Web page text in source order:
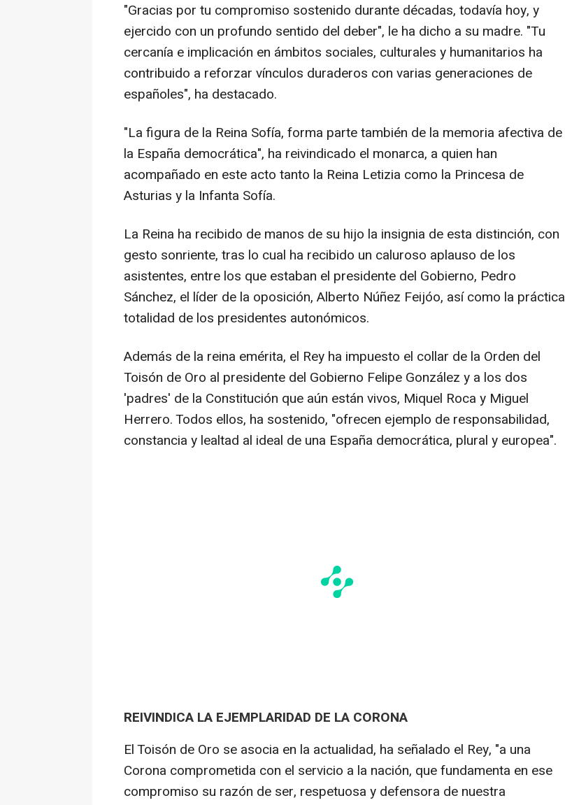
"Gracias por tu compromiso sostenido durante décadas, todavía hoy, y
ejercido con un profundo sentido del deber", le ha dicho a su madre. "Tu
cercanía e implicación en ámbitos sociales, culturales y humanitarios ha
contribuido a reforzar vínculos duraderos con varias generaciones de
españoles", ha destacado.
"La figura de la Reina Sofía, forma parte también de la memoria afectiva de
la España democrática", ha reivindicado el monarca, a quien han
acompañado en este acto tanto la Reina Letizia como la Princesa de
Asturias y la Infanta Sofía.
La Reina ha recibido de manos de su hijo la insignia de esta distinción, con
gesto sonriente, tras lo cual ha recibido un caluroso aplauso de los
asistentes, entre los que estaban el presidente del Gobierno, Pedro
Sánchez, el líder de la oposición, Alberto Núñez Feijóo, así como la práctica
totalidad de los presidentes autonómicos.
Además de la reina emérita, el Rey ha impuesto el collar de la Orden del
Toisón de Oro al presidente del Gobierno Felipe González y a los dos
'padres' de la Constitución que aún están vivos, Miquel Roca y Miguel
Herrero. Todos ellos, ha sostenido, "ofrecen ejemplo de responsabilidad,
constancia y lealtad al ideal de una España democrática, plural y europea".
REIVINDICA LA EJEMPLARIDAD DE LA CORONA
El Toisón de Oro se asocia en la actualidad, ha señalado el Rey, "a una
Corona comprometida con el servicio a la nación, que fundamenta en ese
compromiso su razón de ser, respetuosa y defensora de nuestra